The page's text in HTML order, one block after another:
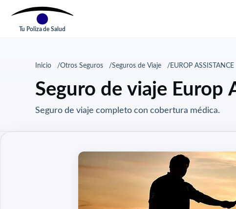
Tu Poliza de Salud
Inicio Otros Seguros Seguros de Viaje EUROP ASSISTANCE
Seguro de viaje Europ
Seguro de viaje completo con cobertura médica.